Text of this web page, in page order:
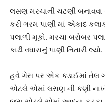
લસણ મરચાની ચટણી
કરી ગરમ પાણી માં એકાદ
પલાળી મૂકો. મરચા બરોબર
કાઢી વધારાનું પાણી નિતારી લ્યો.
હવે ગેસ પર એક કડાઈમાં તેલ
એટલે એમાં લસણ ની કણી